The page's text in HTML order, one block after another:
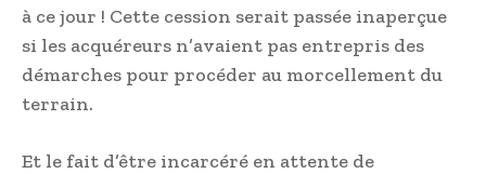
à ce jour ! Cette cession serait passée inaperçue
si les acquéreurs n’avaient pas entrepris des
démarches pour procéder au morcellement du
terrain.
Et le fait d’être incarcéré en attente de